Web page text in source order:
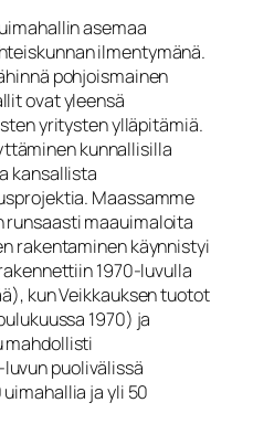
asemaa
ilmentymänä.
pohjoismainen
ovat yleensä
yritysten ylläpitämiä.
kunnallisilla
kansallista
Maassamme
runsaasti maauimaloita
rakentaminen käynnistyi
1970-luvulla
kun Veikkauksen tuotot
1970) ja
mahdollisti
puolivälissä
ja yli 50